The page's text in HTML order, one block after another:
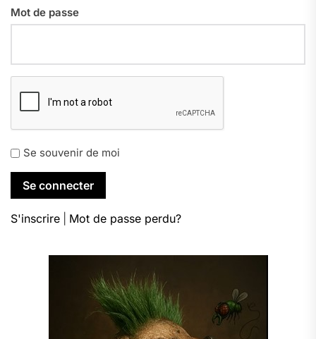
Mot de passe
Se souvenir de moi
S'inscrire Mot de passe perdu?